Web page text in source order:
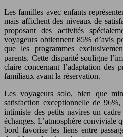
Les familles avec enfants
mais affichent des niveaux de
proposant des activités
voyageurs obtiennent 85% d’avis
que les programmes
parents. Cette disparité souligne
claire concernant l’adaptation des
familiaux avant la réservation.
Les voyageurs solo, bien que
satisfaction exceptionnelle de
intimiste des petits navires un
échanges. L’atmosphère conviviale
bord favorise les liens entre